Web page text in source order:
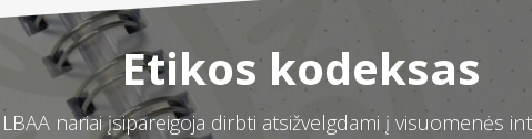
Etikos kodeksas
LBAA nariai įsipareigoja dirbti atsižvelgdami į visuomenės